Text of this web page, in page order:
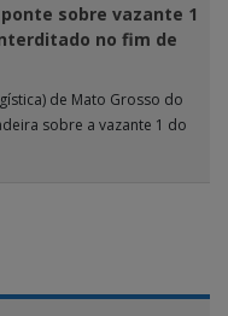
sobre vazante 1
no fim de
de Mato Grosso do
sobre a vazante 1 do